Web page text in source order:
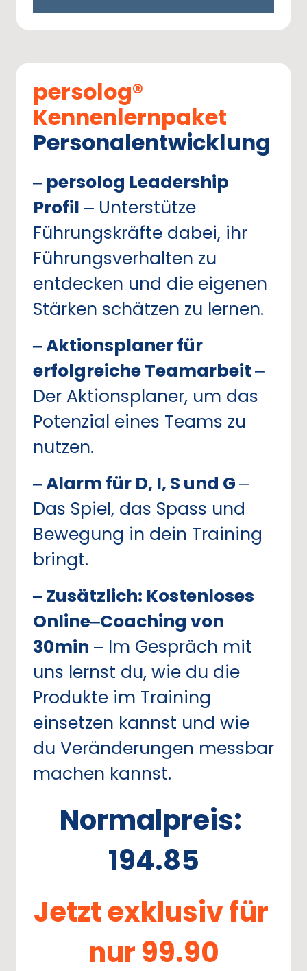
Kennenlernpaket
Personalentwicklung
‒ persolog
Profil ‒
Führungskräfte dabei,
Führungsverhalten
entdecken und die
Stärken schätzen zu lernen.
‒Aktionsplaner
erfolgreiche Teamarbeit ‒
Der Aktionsplaner, um
Potenzial eines Teams
nutzen.
‒Alarm für D, I, S und G ‒
Das Spiel, das Spass
Bewegung in dein
bringt.
‒Zusätzlich:
Online‒Coaching
30min ‒ Im Gespräch
uns lernst du, wie du
Produkte im
einsetzen kannst und
du Veränderungen
machen kannst.
194.85
Jetzt exklusiv
nur 99.90